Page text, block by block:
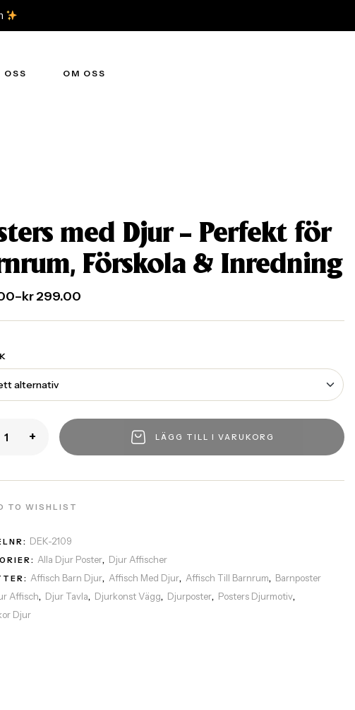
OSS OM OSS
med Djur – Perfekt för
Förskola & Inredning
–kr299.00
+ LÄGG TILL I VARUKORG
TO WISHLIST
DEK-2109
Alla Djur Poster, Djur Affischer
Affisch Barn Djur,Affisch Med Djur,Affisch Till Barnrum, Barnposter
Affisch, Djur Tavla, Djurkonst Vägg, Djurposter, Posters Djurmotiv,
Djur